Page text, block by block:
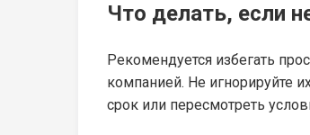
Что делать, если
Рекомендуется избегать
компанией. Не игнорируйте
срок или пересмотреть